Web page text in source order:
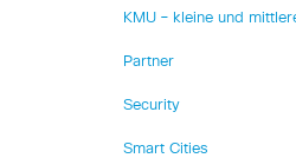
KMU – kleine und
Partner
Security
Smart Cities